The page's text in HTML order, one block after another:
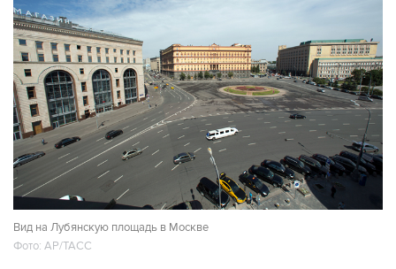
Вид на Лубянскую площадь в Москве
Фото: AP/ТАСС